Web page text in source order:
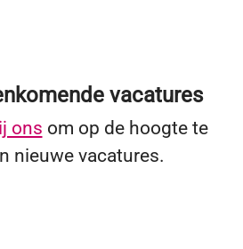
vacatures
ons om op de hoogte te
nieuwe vacatures.